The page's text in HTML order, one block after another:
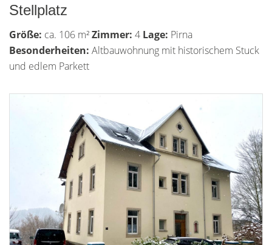
Stellplatz
Größe: ca. 106 m²Zimmer: 4 Lage: Pirna
Besonderheiten: Altbauwohnung mit historischem Stuck
und edlem Parkett